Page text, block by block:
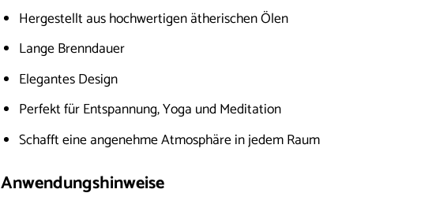
Hergestellt aus hochwertigen ätherischen Ölen
Lange Brenndauer
Elegantes Design
Perfekt für Entspannung, Yoga und Meditation
Schafft eine angenehme Atmosphäre in jedem Raum
Anwendungshinweise